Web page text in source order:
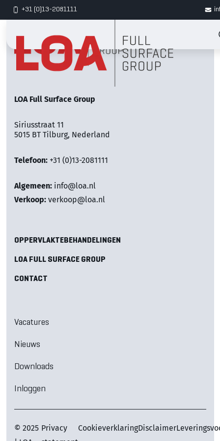
+31 (0)13-2081111
LOA Full Surface Group
Siriusstraat 11
5015 BT Tilburg, Nederland
Telefoon: +31 (0)13-2081111
Algemeen: info@loa.nl
Verkoop: verkoop@loa.nl
OPPERVLAKTEBEHANDELINGEN
LOA FULL SURFACE GROUP
CONTACT
Vacatures
Nieuws
Downloads
Inloggen
© 2025 Privacy
CookieverklaringDisclaimer